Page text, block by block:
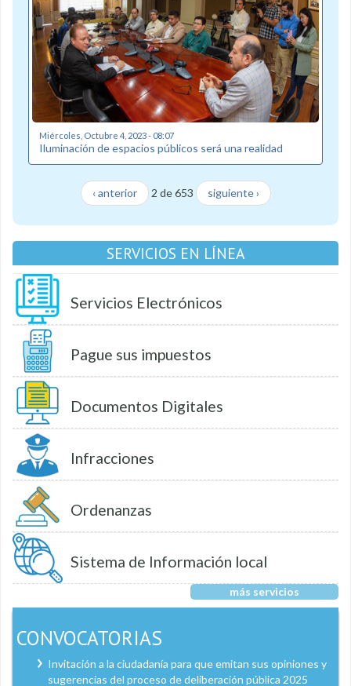
Miércoles, Octubre 4, 2023 - 08:07
Iluminación de espacios públicos será una realidad
‹ anterior 2 de 653 siguiente ›
SERVICIOS EN LÍNEA
Servicios Electrónicos
Pague sus impuestos
Documentos Digitales
Infracciones
Ordenanzas
Sistema de Información local
más servicios
CONVOCATORIAS
Invitación a la ciudadanía para que emitan sus opiniones y
sugerencias del proceso de deliberación pública 2025